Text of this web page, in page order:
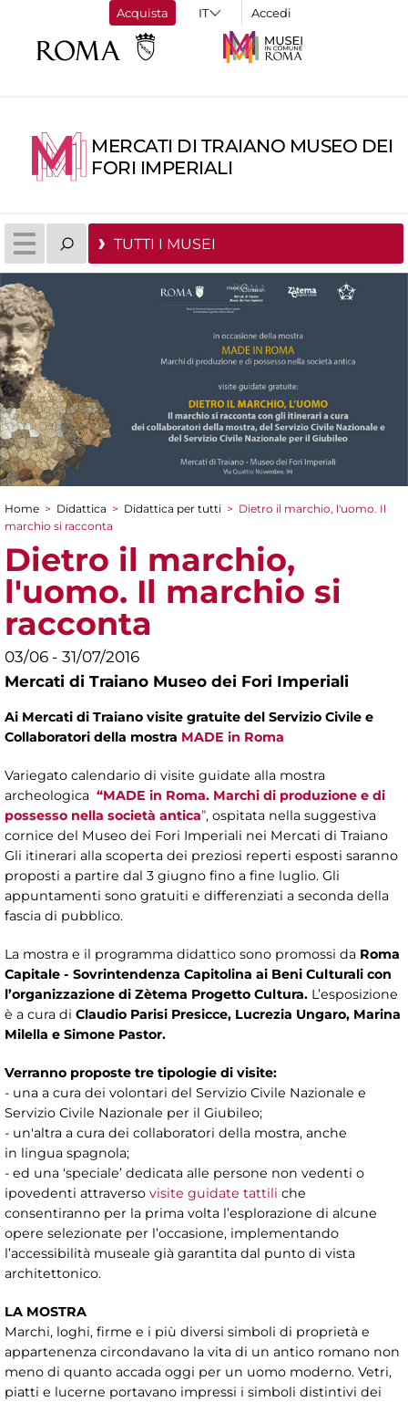
Acquista Accedi
MERCATI DI TRAIANO MUSEO DEI
FORI IMPERIALI
TUTTI I MUSEI
Tu sei qui
Home > Didattica > Didattica per tutti > Dietro il marchio, l'uomo. Il
marchio si racconta
Dietro il marchio,
l'uomo. Il marchio si
racconta
03/06 - 31/07/2016
Mercati di Traiano Museo dei Fori Imperiali
Ai Mercati di Traiano visite gratuite del Servizio Civile e
Collaboratori della mostra MADE in Roma
Variegato calendario di visite guidate alla mostra
archeologica “MADE in Roma. Marchi di produzione e di
possesso nella società antica”, ospitata nella suggestiva
cornice del Museo dei Fori Imperiali nei Mercati di Traiano
Gli itinerari alla scoperta dei preziosi reperti esposti saranno
proposti a partire dal 3 giugno fino a fine luglio. Gli
appuntamenti sono gratuiti e differenziati a seconda della
fascia di pubblico.
La mostra e il programma didattico sono promossi da Roma
Capitale - Sovrintendenza Capitolina ai Beni Culturali con
l’organizzazione di Zètema Progetto Cultura. L’esposizione
è a cura di Claudio Parisi Presicce, Lucrezia Ungaro, Marina
Milella e Simone Pastor.
Verranno proposte tre tipologie di visite:
- una a cura dei volontari del Servizio Civile Nazionale e
Servizio Civile Nazionale per il Giubileo;
- un'altra a cura dei collaboratori della mostra, anche
in lingua spagnola;
- ed una ‘speciale’ dedicata alle persone non vedenti o
ipovedenti attraverso visite guidate tattili che
consentiranno per la prima volta l’esplorazione di alcune
opere selezionate per l’occasione, implementando
l’accessibilità museale già garantita dal punto di vista
architettonico.
LA MOSTRA
Marchi, loghi, firme e i più diversi simboli di proprietà e
appartenenza circondavano la vita di un antico romano non
meno di quanto accada oggi per un uomo moderno. Vetri,
piatti e lucerne portavano impressi i simboli distintivi dei